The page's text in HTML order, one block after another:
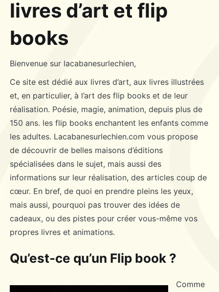
livres d’art et flip
books
Bienvenue sur lacabanesurlechien,
Ce site est dédié aux livres d’art, aux livres illustrées
et, en particulier, à l’art des flip books et de leur
réalisation. Poésie, magie, animation, depuis plus de
150 ans. les flip books enchantent les enfants comme
les adultes. Lacabanesurlechien.com vous propose
de découvrir de belles maisons d’éditions
spécialisées dans le sujet, mais aussi des
informations sur leur réalisation, des articles coup de
cœur. En bref, de quoi en prendre pleins les yeux,
mais aussi, pourquoi pas trouver des idées de
cadeaux, ou des pistes pour créer vous-même vos
propres livres et animations.
Qu’est-ce qu’un Flip book ?
Comme